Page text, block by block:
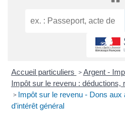
Accueil particuliers > Argent -
Impôt sur le revenu : déductions,
> Impôt sur le revenu - Dons
d'intérêt général